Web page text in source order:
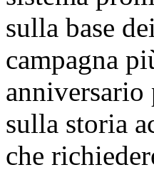
sulla base
campagna
anniversario
sulla storia
che